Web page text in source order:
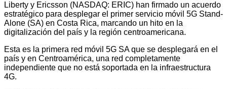
Liberty y Ericsson (NASDAQ: ERIC) han firmado un acuerdo
estratégico para desplegar el primer servicio móvil 5G Stand-
Alone (SA) en Costa Rica, marcando un hito en la
digitalización del país y la región centroamericana.
Esta es la primera red móvil 5G SA que se desplegará en el
país y en Centroamérica, una red completamente
independiente que no está soportada en la infraestructura
4G.